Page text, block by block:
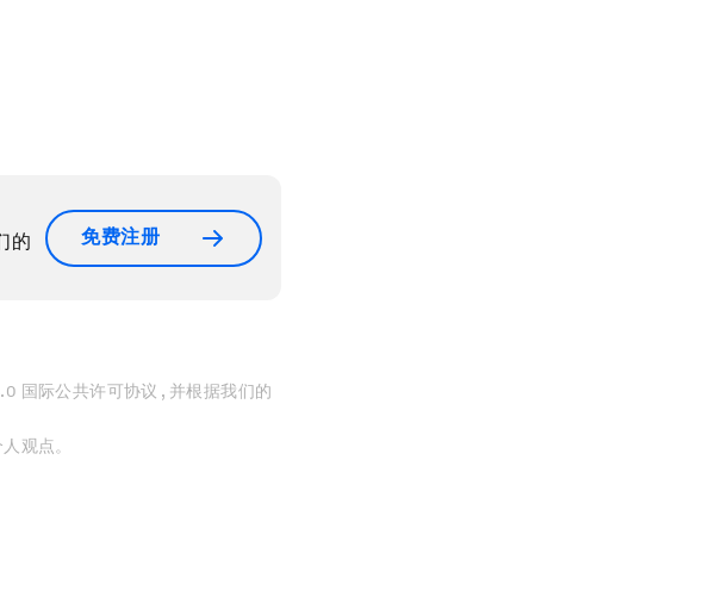
的
免费注册
国际公共许可协议 , 并根据我们的
观点。